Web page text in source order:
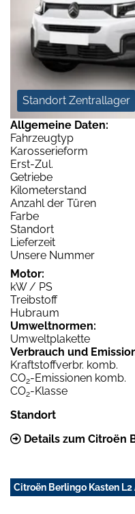
Standort Zentrallager
Allgemeine Daten:
Fahrzeugtyp
Karosserieform
Erst-Zul.
Getriebe
Kilometerstand
Anzahl der Türen
Farbe
Standort
Lieferzeit
Unsere Nummer
Motor:
kW / PS
Treibstoff
Hubraum
Umweltnormen:
Umweltplakette
Verbrauch und
Kraftstoffverbr. komb.
CO2-Emissionen komb.
CO2-Klasse
Standort
Details zum Citroën
Citroën Berlingo Kasten L2